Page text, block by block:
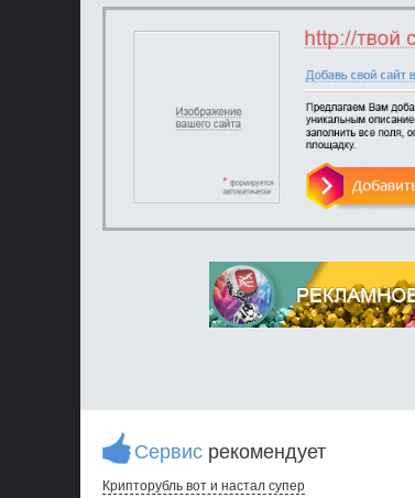
Сервис рекомендует
Крипторубль вот и настал супер